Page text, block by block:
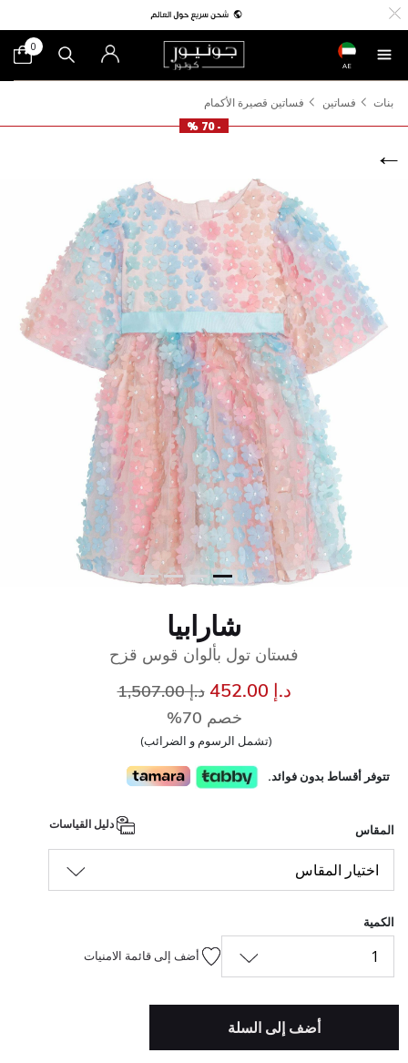
AE
0
بنات فساتين
فساتين قصيرة الأكمام
- 70 %
شارابيا
فستان تول بألوان قوس قزح
د.إ 452.00 سعر مخفض مند.إ 1,507.00
خصم 70%
(تشمل الرسوم و الضرائب)
تتوفر أقساط بدون فوائد.
المقاس
اختيار المقاس
الكمية
1 أضف إلى قائمة الامنيات
أضف إلى السلة